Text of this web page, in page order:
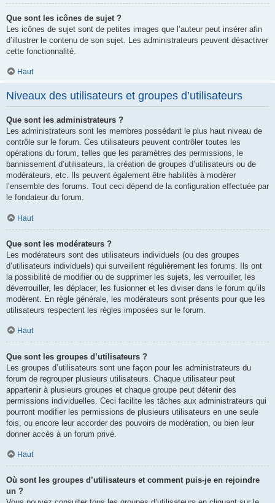
Que sont les icônes de sujet ?
Les icônes de sujet sont de petites images que l’auteur peut insérer afin
d’illustrer le contenu de son sujet. Les administrateurs peuvent désactiver
cette fonctionnalité.
Haut
Niveaux des utilisateurs et groupes d’utilisateurs
Que sont les administrateurs ?
Les administrateurs sont les membres possédant le plus haut niveau de
contrôle sur le forum. Ces utilisateurs peuvent contrôler toutes les
opérations du forum, telles que les paramètres des permissions, le
bannissement d’utilisateurs, la création de groupes d’utilisateurs ou de
modérateurs, etc. Ils peuvent également être habilités à modérer
l’ensemble des forums. Tout ceci dépend de la configuration effectuée par
le fondateur du forum.
Haut
Que sont les modérateurs ?
Les modérateurs sont des utilisateurs individuels (ou des groupes
d’utilisateurs individuels) qui surveillent régulièrement les forums. Ils ont
la possibilité de modifier ou de supprimer les sujets, les verrouiller, les
déverrouiller, les déplacer, les fusionner et les diviser dans le forum qu’ils
modèrent. En règle générale, les modérateurs sont présents pour que les
utilisateurs respectent les règles imposées sur le forum.
Haut
Que sont les groupes d’utilisateurs ?
Les groupes d’utilisateurs sont une façon pour les administrateurs du
forum de regrouper plusieurs utilisateurs. Chaque utilisateur peut
appartenir à plusieurs groupes et chaque groupe peut détenir des
permissions individuelles. Ceci facilite les tâches aux administrateurs qui
pourront modifier les permissions de plusieurs utilisateurs en une seule
fois, ou encore leur accorder des pouvoirs de modération, ou bien leur
donner accès à un forum privé.
Haut
Où sont les groupes d’utilisateurs et comment puis-je en rejoindre
un ?